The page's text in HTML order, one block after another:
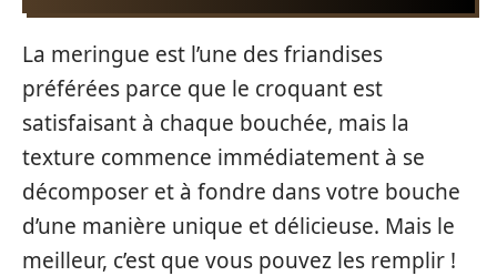
La meringue est l’une des friandises
préférées parce que le croquant est
satisfaisant à chaque bouchée, mais la
texture commence immédiatement à se
décomposer et à fondre dans votre bouche
d’une manière unique et délicieuse. Mais le
meilleur, c’est que vous pouvez les remplir !